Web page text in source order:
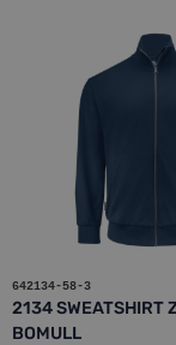
642134-58-3
2134 SWEATSHIRT
BOMULL